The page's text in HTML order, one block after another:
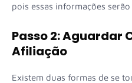
pois essas informações
Passo 2: Aguardar
Afiliação
Existem duas formas de se